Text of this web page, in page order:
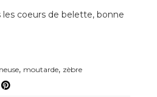
les coeurs de belette, bonne
, moutarde, zèbre